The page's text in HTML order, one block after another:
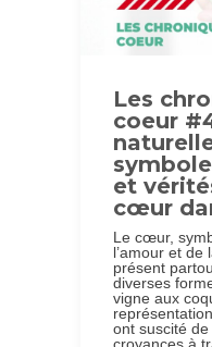
Les
coeur
et
cœur
Le cœur,
l’amour et de
présent
diverses
vigne aux
ont suscité
croyances à